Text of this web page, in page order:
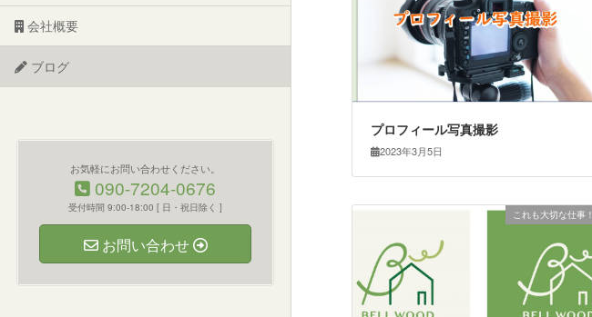
会社概要
ブログ
お気軽にお問い合わせください。
090-7204-0676
受付時間 9:00-18:00 [ 日・祝日除く ]
お問い合わせ
プロフィール写真撮影
2023年3月5日
これも大切な仕事！